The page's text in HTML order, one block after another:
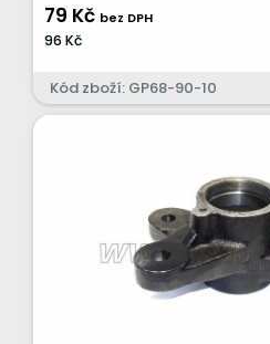
79 Kč bez DPH
96 Kč
Kód zboží: GP68-90-10